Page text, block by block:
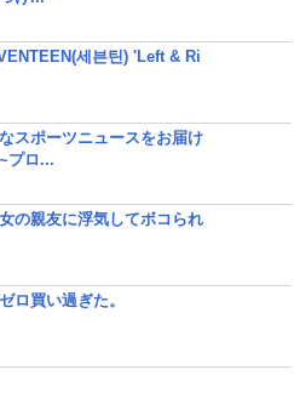
세븐틴) 'Left & Ri
スポーツニュースをお届け
プロ...
の親友に浮気してボコられ
ロ買い過ぎた。